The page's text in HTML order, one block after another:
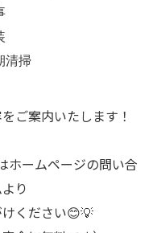
清掃
ご案内いたします！
ホームページの問い合
り
ください😊💡